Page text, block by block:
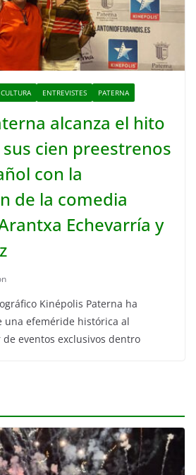
CULTURA ENTREVISTES PATERNA
alcanza el hito
cien preestrenos
con la
de la comedia
Echevarría y
Kinépolis Paterna ha
una efeméride histórica al
eventos exclusivos dentro